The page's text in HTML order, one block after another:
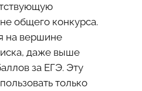
общего конкурса.
на вершине
даже выше
за ЕГЭ. Эту
только